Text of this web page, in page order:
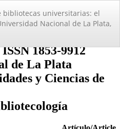
universitarias: el
Nacional de La Plata,